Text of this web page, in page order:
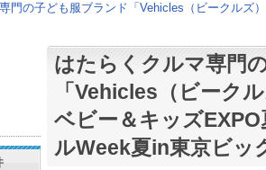
門の子ども服ブランド「Vehicles（ビークルズ
はたらくクルマ専門
「Vehicles（ビーク
ベビー＆キッズ
ルWeek夏in東京ビッ